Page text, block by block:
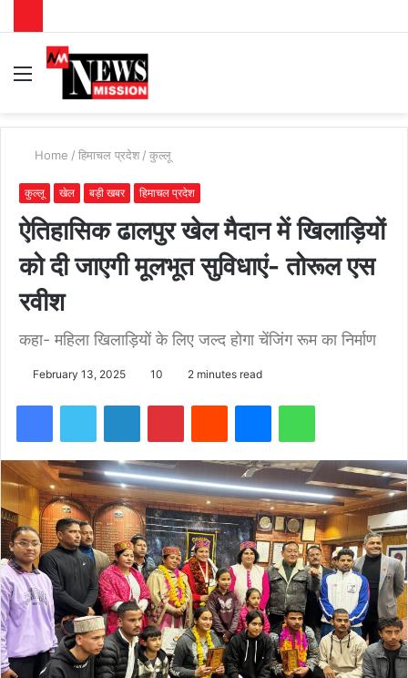
Menu
Home / हिमाचल प्रदेश / कुल्लू
कुल्लू खेल बड़ी खबर हिमाचल प्रदेश
ऐतिहासिक ढालपुर खेल मैदान में खिलाड़ियों
को दी जाएगी मूलभूत सुविधाएं- तोरूल एस
रवीश
कहा- महिला खिलाड़ियों के लिए जल्द होगा चेंजिंग रूम का निर्माण
February 13, 2025 10 2 minutes read